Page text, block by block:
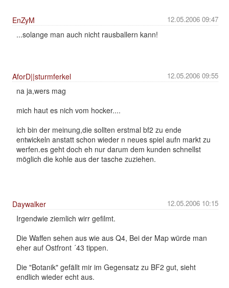
12.05.2006 09:47
EnZyM
...solange man auch nicht rausballern kann!
12.05.2006 09:55
AforD||sturmferkel
na ja,wers mag
mich haut es nich vom hocker....
ich bin der meinung,die sollten erstmal bf2 zu ende
entwickeln anstatt schon wieder n neues spiel aufn markt zu
werfen.es geht doch eh nur darum dem kunden schnellst
möglich die kohle aus der tasche zuziehen.
12.05.2006 10:15
Daywalker
Irgendwie ziemlich wirr gefilmt.
Die Waffen sehen aus wie aus Q4, Bei der Map würde man
eher auf Ostfront ´43 tippen.
Die "Botanik" gefällt mir im Gegensatz zu BF2 gut, sieht
endlich wieder echt aus.